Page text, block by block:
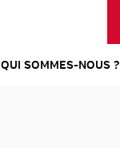
QUI SOMMES-NOUS ?